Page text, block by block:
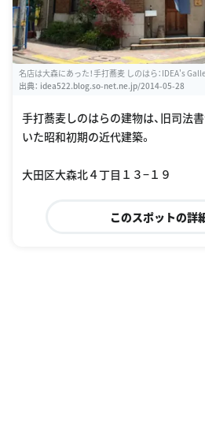
名店は大森にあった！手打蕎麦 しのはら：IDEA's
出典： idea522.blog.so-net.ne.jp/2014-05-28
手打蕎麦しのはらの建物は、旧司法
いた昭和初期の近代建築。
大田区大森北４丁目１３−１９
このスポットの詳